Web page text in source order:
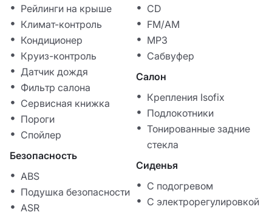
Рейлинги на крыше
Климат-контроль
Кондиционер
Круиз-контроль
Датчик дождя
Фильтр салона
Сервисная книжка
Пороги
Спойлер
Безопасность
ABS
Подушка безопасности
ASR
CD
FM/AM
MP3
Сабвуфер
Салон
Крепления Isofix
Подлокотники
Тонированные задние
стекла
Сиденья
С подогревом
С электрорегулировкой